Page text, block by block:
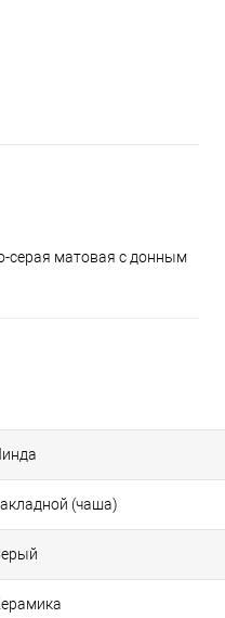
серая матовая с донным
(чаша)